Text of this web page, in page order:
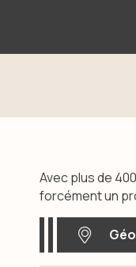
Avec plus de
forcément un